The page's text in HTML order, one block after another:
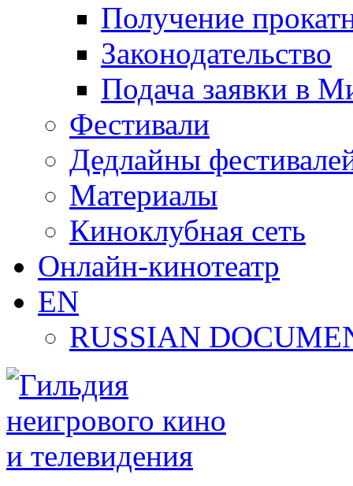
Получение
Законодательство
Подача заявки в
Фестивали
Дедлайны
Материалы
Киноклубная сеть
Онлайн-кинотеатр
EN
RUSSIAN